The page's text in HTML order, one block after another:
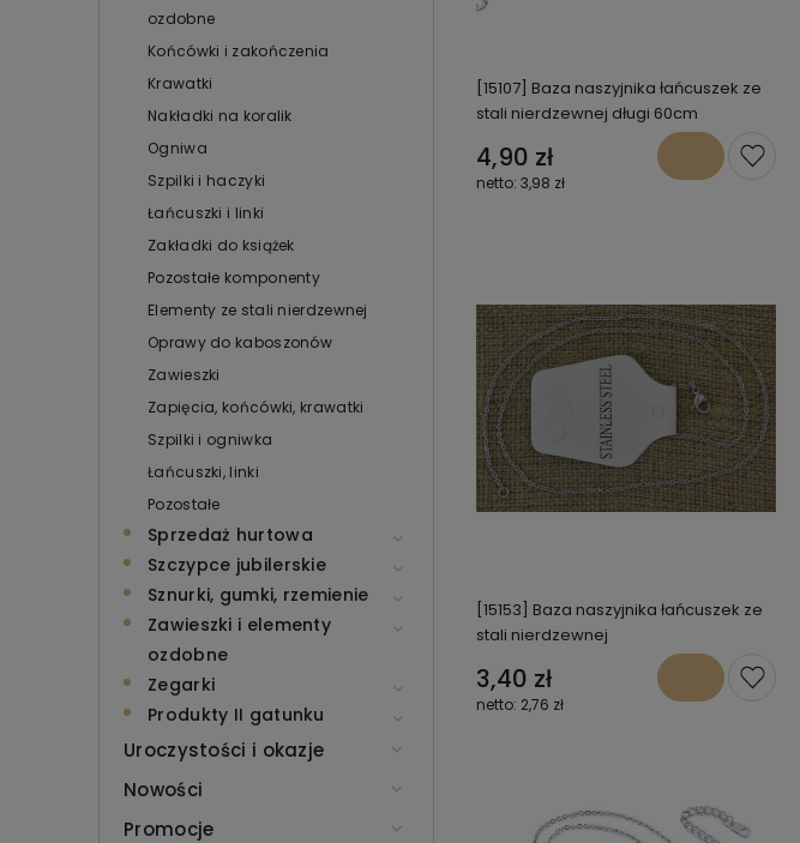
ozdobne
Końcówki i zakończenia
Krawatki
Nakładki na koralik
Ogniwa
Szpilki i haczyki
Łańcuszki i linki
Zakładki do książek
Pozostałe komponenty
Elementy ze stali nierdzewnej
Oprawy do kaboszonów
Zawieszki
Zapięcia, końcówki, krawatki
Szpilki i ogniwka
Łańcuszki, linki
Pozostałe
Sprzedaż hurtowa
Szczypce jubilerskie
Sznurki, gumki, rzemienie
Zawieszki i elementy
ozdobne
Zegarki
Produkty II gatunku
Uroczystości i okazje
Nowości
Promocje
[15107] Baza naszyjnika łańcuszek ze
stali nierdzewnej długi 60cm
4,90 zł
3,98 zł
[15153] Baza naszyjnika łańcuszek ze
stali nierdzewnej
3,40 zł
2,76 zł